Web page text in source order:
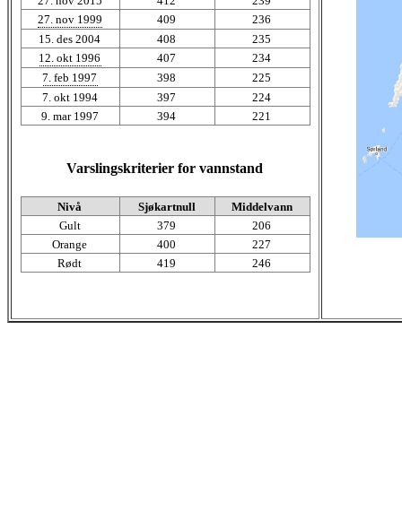
27. nov 1999
409
236
15. des 2004
408
235
12. okt 1996
407
234
7. feb 1997
398
225
7. okt 1994
397
224
9. mar 1997
394 221
Varslingskriterier for vannstand
Nivå Sjøkartnull
Middelvann
Gult
379
206
Orange
400
227
Rødt
419 246